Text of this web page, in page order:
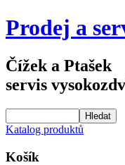
Prodej a
Čížek a Ptašek
servis
Katalog produktů
Košík